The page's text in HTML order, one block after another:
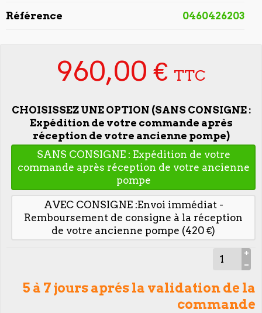
Référence 0460426203
960,00 € TTC
CHOISISSEZ UNE OPTION (SANS CONSIGNE :
Expédition de votre commande après
réception de votre ancienne pompe)
SANS CONSIGNE : Expédition de votre
commande après réception de votre ancienne
pompe
AVEC CONSIGNE :Envoi immédiat -
Remboursement de consigne à la réception
de votre ancienne pompe (420 €)
5 à 7 jours aprés la validation de la
commande